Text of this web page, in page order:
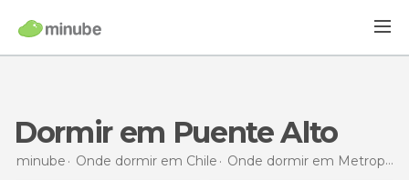
Dormir em Puente Alto
minube Onde dormir em Chile Onde dormir em Metropolitana